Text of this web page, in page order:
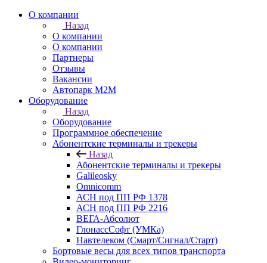
О компании
Назад
О компании
О компании
Партнеры
Отзывы
Вакансии
Автопарк М2М
Оборудование
Назад
Оборудование
Программное обеспечение
Абонентские терминалы и трекеры
Назад
Абонентские терминалы и трекеры
Galileosky
Omnicomm
АСН под ПП РФ 1378
АСН под ПП РФ 2216
ВЕГА-Абсолют
ГлонассСофт (УМКа)
Навтелеком (Смарт/Сигнал/Старт)
Бортовые весы для всех типов транспорта